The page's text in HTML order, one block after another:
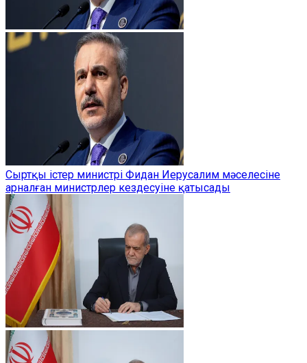
Сыртқы істер министрі Фидан Иерусалим мәселесіне
арналған министрлер кездесуіне қатысады